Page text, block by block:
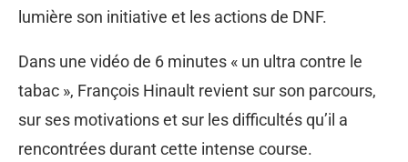
lumière son initiative et les actions de DNF.
Dans une vidéo de 6 minutes « un ultra contre le
tabac », François Hinault revient sur son parcours,
sur ses motivations et sur les difficultés qu’il a
rencontrées durant cette intense course.